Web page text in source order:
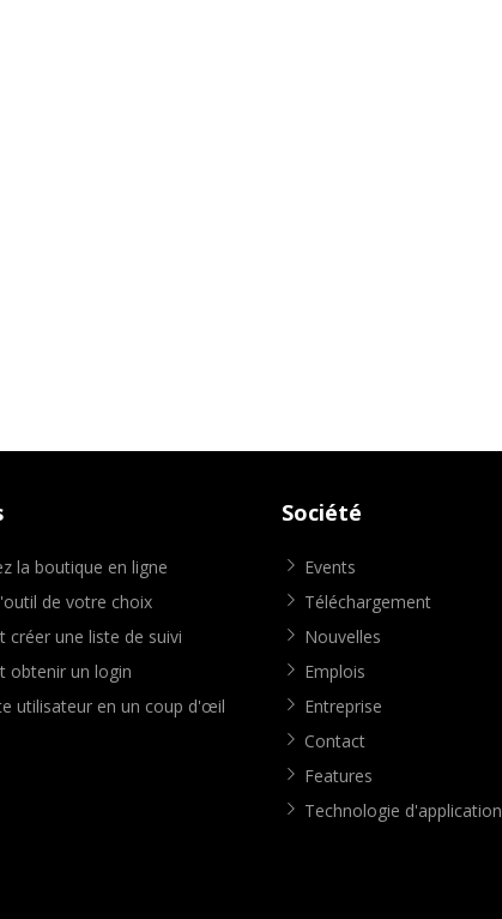
la boutique en ligne
de votre choix
créer une liste de suivi
obtenir un login
utilisateur en un coup d'œil
Société
Events
Téléchargement
Nouvelles
Emplois
Entreprise
Contact
Features
Technologie d'application